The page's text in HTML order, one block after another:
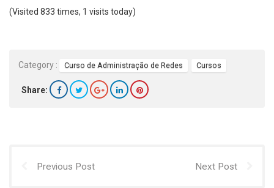
(Visited 833 times, 1 visits today)
Category : Curso de Administração de Redes Cursos
Share:
Previous Post Next Post